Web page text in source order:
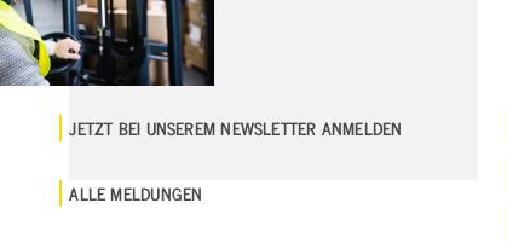
JETZT BEI UNSEREM NEWSLETTER ANMELDEN
ALLE MELDUNGEN